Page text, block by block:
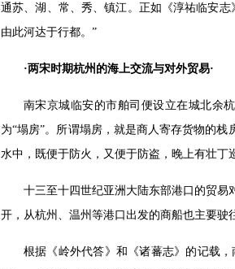
通苏、湖、常、秀、镇江。正如《淳祐临安
由此河达于行都。”
·两宋时期杭州的海上交流与对外贸易·
南宋京城临安的市舶司便设立在城北余
为“塌房”。所谓塌房，就是商人寄存货物的
水中，既便于防火，又便于防盗，晚上有壮丁
十三至十四世纪亚洲大陆东部港口的贸
开，从杭州、温州等港口出发的商船也主要驶
根据《岭外代答》和《诸蕃志》的记载